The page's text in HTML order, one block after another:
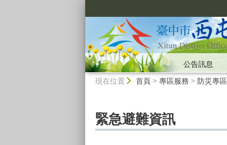
公告訊息
現在位置 首頁> 專區服務 > 防災專區
緊急避難資訊